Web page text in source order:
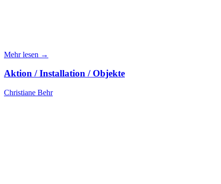
Mehr lesen →
Aktion / Installation / Objekte
Christiane Behr